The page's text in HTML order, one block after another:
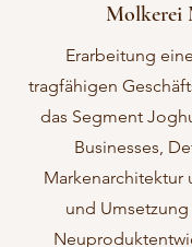
Molkerei
Erarbeitung
tragfähigen
das Segment
Businesses,
Markenarchitektur
und